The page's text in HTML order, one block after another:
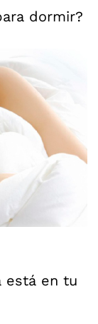
dormir?
está en tu